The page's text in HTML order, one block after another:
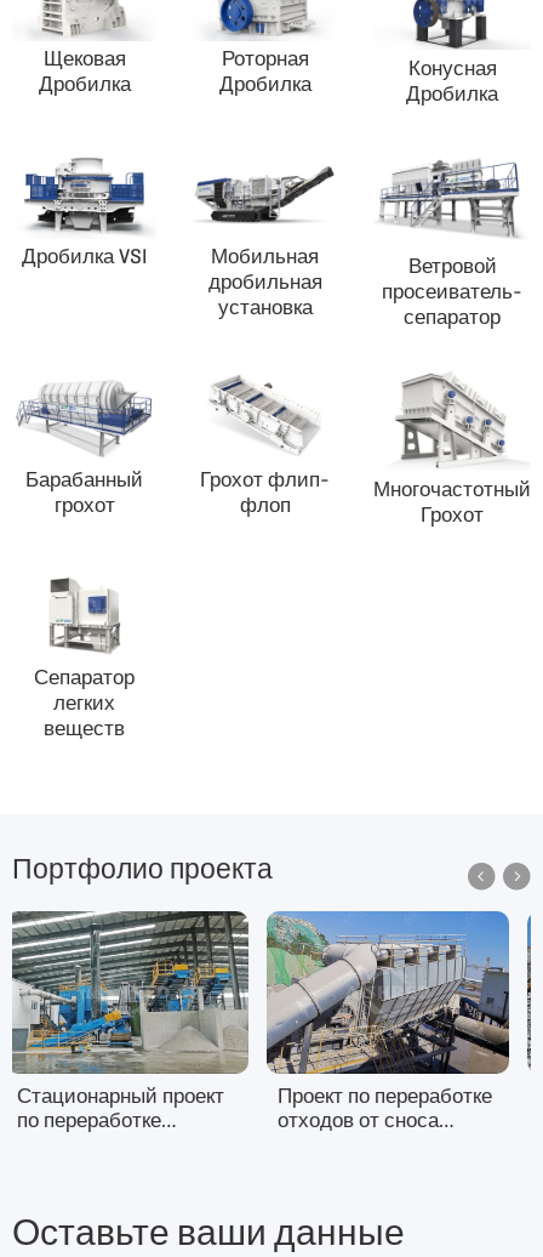
Щековая
Дробилка
Роторная
Дробилка
Конусная
Дробилка
Дробилка VSI
Мобильная
дробильная
установка
Ветровой
просеиватель-
сепаратор
Барабанный
грохот
Грохот флип-
флоп
Многочастотный
Грохот
Сепаратор
легких
веществ
Портфолио проекта
Стационарный проект
по переработке
Проект по переработке
отходов от сноса
 
Оставьте ваши данные